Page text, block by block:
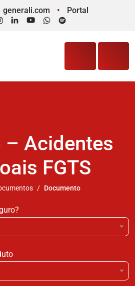
generali.com
Portal
Instagram
LinkedInYouTubeWhatsApp
Spotify
– Acidentes
FGTS
Documento